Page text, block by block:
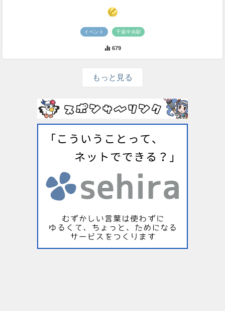
イベント 千葉中央駅
679
もっと見る